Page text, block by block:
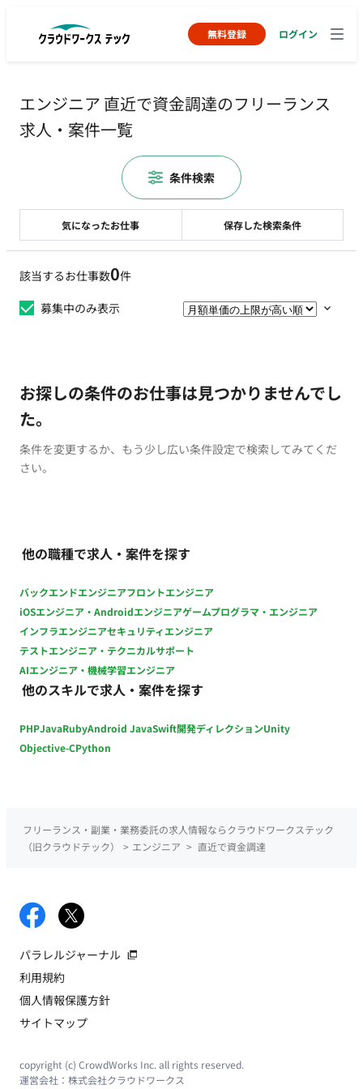
無料登録 ログイン
エンジニア 直近で資金調達のフリーランス
求人・案件一覧
該当するお仕事数0件
募集中のみ表示
お探しの条件のお仕事は見つかりませんでし
た。
条件を変更するか、もう少し広い条件設定で検索してみてくだ
さい。
他の職種で求人・案件を探す
バックエンドエンジニアフロントエンジニア
iOSエンジニア・Androidエンジニアゲームプログラマ・エンジニア
インフラエンジニアセキュリティエンジニア
テストエンジニア・テクニカルサポート
AIエンジニア・機械学習エンジニア
他のスキルで求人・案件を探す
PHPJavaRubyAndroid JavaSwift開発ディレクションUnity
Objective-CPython
気になったお仕事 保存した検索条件
条件検索
フリーランス・副業・業務委託の求人情報ならクラウドワークステック
（旧クラウドテック）
> エンジニア > 直近で資金調達
パラレルジャーナル
利用規約
個人情報保護方針
サイトマップ
copyright (c) CrowdWorks Inc. all rights reserved.
運営会社： 株式会社クラウドワークス